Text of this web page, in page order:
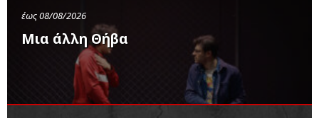
έως 08/08/2026
Μια άλλη Θήβα